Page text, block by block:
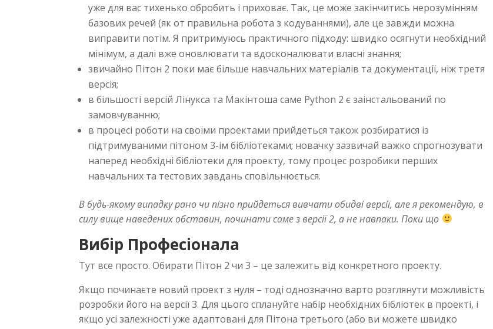
уже для вас тихенько обробить і приховає. Так, це може закінчитись нерозумінням
базових речей (як от правильна робота з кодуваннями), але це завжди можна
виправити потім. Я притримуюсь практичного підходу: швидко осягнути необхідний
мінімум, а далі вже оновлювати та вдосконалювати власні знання;
звичайно Пітон 2 поки має більше навчальних матеріалів та документації, ніж третя
версія;
в більшості версій Лінукса та Макінтоша саме Python 2 є заінстальований по
замовчуванню;
в процесі роботи на своїми проектами прийдеться також розбиратися із
підтримуваними пітоном 3-ім бібліотеками; новачку зазвичай важко спрогнозувати
наперед необхідні бібліотеки для проекту, тому процес розробики перших
навчальних та тестових завдань сповільнюється.
В будь-якому випадку рано чи пізно прийдеться вивчати обидві версії, але я рекомендую, в
силу вище наведених обставин, починати саме з версії 2, а не навпаки. Поки що
Вибір Професіонала
Тут все просто. Обирати Пітон 2 чи 3 – це залежить від конкретного проекту.
Якщо починаєте новий проект з нуля – тоді однозначно варто розглянути можливість
розробки його на версії 3. Для цього сплануйте набір необхідних бібліотек в проекті, і
якщо усі залежності уже адаптовані для Пітона третього (або ви можете швидко